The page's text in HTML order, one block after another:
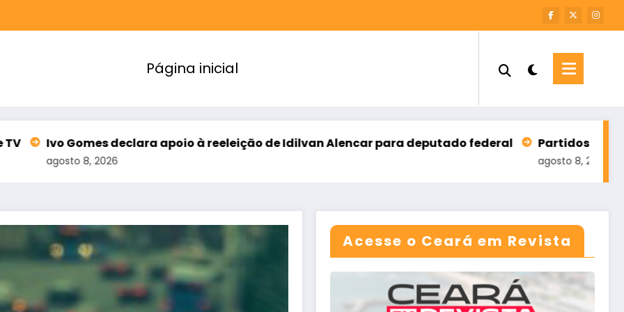
Página inicial
declara apoio à reeleição de Idilvan Alencar para deputado federal Partidos têm até o
Acesse o Ceará em Revista